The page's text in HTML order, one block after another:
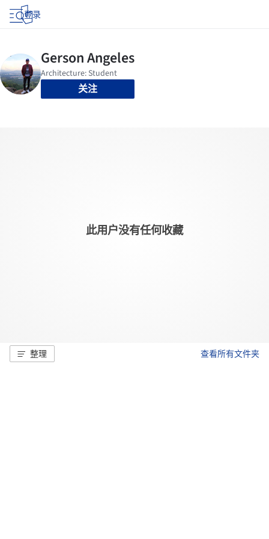
登录
关注
此用户没有任何收藏
整理 查看所有文件夹